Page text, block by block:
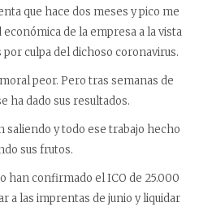
que hace dos meses y pico me
de la empresa a la vista
culpa del dichoso coronavirus.
peor. Pero tras semanas de
ha dado sus resultados.
saliendo y todo ese trabajo hecho
sus frutos.
han confirmado el ICO de 25.000
a las imprentas de junio y liquidar